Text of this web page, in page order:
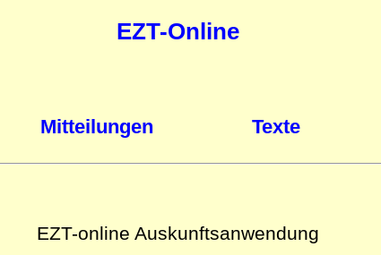
EZT-Online
Mitteilungen Texte
EZT-online Auskunftsanwendung